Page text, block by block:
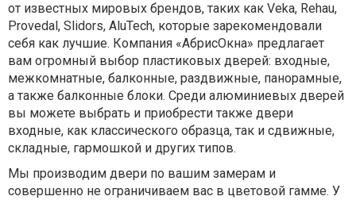
от известных мировых брендов, таких как Veka, Rehau,
Provedal, Slidors, AluTech, которые зарекомендовали
себя как лучшие. Компания «АбрисОкна» предлагает
вам огромный выбор пластиковых дверей: входные,
межкомнатные, балконные, раздвижные, панорамные,
а также балконные блоки. Среди алюминиевых дверей
вы можете выбрать и приобрести также двери
входные, как классического образца, так и сдвижные,
складные, гармошкой и других типов.
Мы производим двери по вашим замерам и
совершенно не ограничиваем вас в цветовой гамме. У